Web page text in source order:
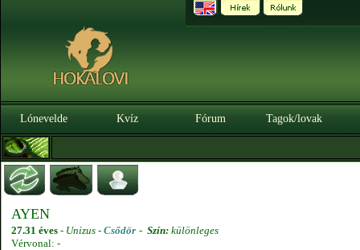
Lónevelde Kvíz Fórum Tagok/lovak
AYEN
27.31 éves - Unizus - Csődör - Szín: különleges
Vérvonal: -